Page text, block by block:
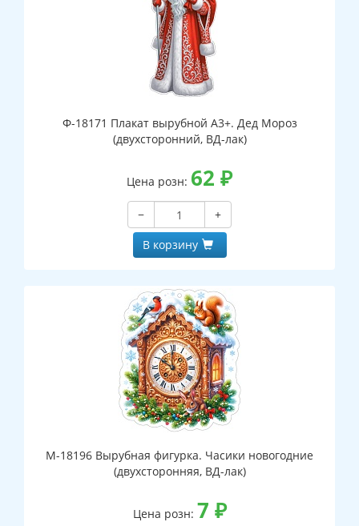
Ф-18171 Плакат вырубной А3+. Дед Мороз
(двухсторонний, ВД-лак)
Цена розн: 62 ₽
−
+
В корзину
М-18196 Вырубная фигурка. Часики новогодние
(двухсторонняя, ВД-лак)
Цена розн: 7 ₽